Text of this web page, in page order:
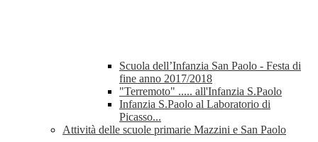
Scuola dell’Infanzia San Paolo - Festa di
fine anno 2017/2018
"Terremoto" ..... all'Infanzia S.Paolo
Infanzia S.Paolo al Laboratorio di
Picasso...
Attività delle scuole primarie Mazzini e San Paolo